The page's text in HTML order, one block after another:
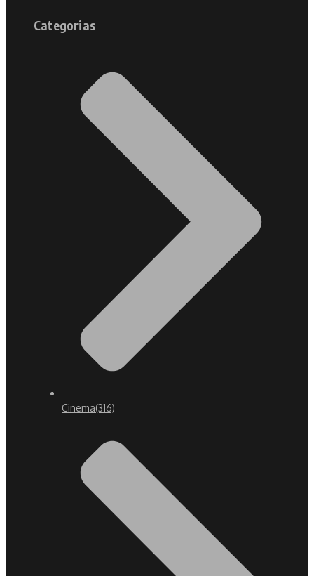
Categorias
Cinema(316)